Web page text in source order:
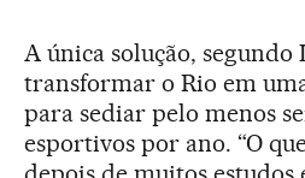
A única solução,
transformar o Rio em
para sediar pelo menos
esportivos por ano. “O